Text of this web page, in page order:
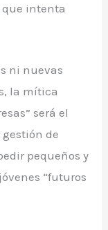
intenta
ni nuevas
la mítica
será el
de
pequeños y
“futuros